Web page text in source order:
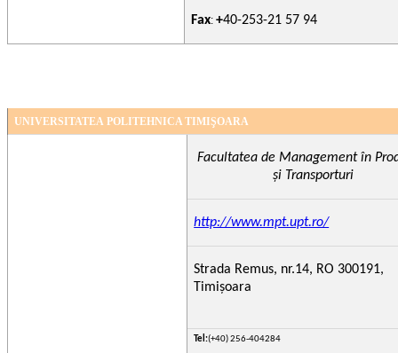
Fax:+40-253-21 57 94
UNIVERSITATEAPOLITEHNICA TIMIŞOARA
Facultatea de Management în
şi Transporturi
http://www.mpt.upt.ro/
Strada Remus, nr.14, RO 300191,
Timișoara
Tel:(+40) 256-404284